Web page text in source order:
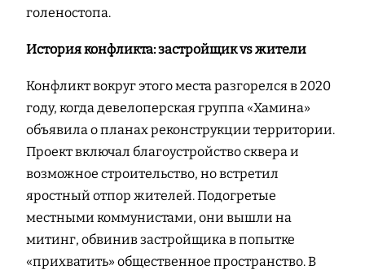
голеностопа.
История конфликта: застройщик vs жители
Конфликт вокруг этого места разгорелся в 2020
году, когда девелоперская группа «Хамина»
объявила о планах реконструкции территории.
Проект включал благоустройство сквера и
возможное строительство, но встретил
яростный отпор жителей. Подогретые
местными коммунистами, они вышли на
митинг, обвинив застройщика в попытке
«прихватить» общественное пространство. В